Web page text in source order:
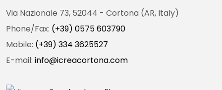
Via Nazionale 73, 52044 - Cortona (AR, Italy)
Phone/Fax: (+39) 0575 603790
Mobile: (+39) 334 3625527
E-mail: info@icreacortona.com